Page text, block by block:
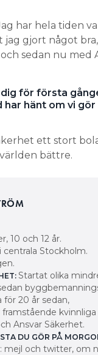
har hela tiden
jag gjort något
sedan nu med
för första
har hänt om vi
ett stort
bättre.
10 och 12 år.
centrala Stockholm.
Startat olika
för 20 år sedan,
kvinnliga
Ansvar Säkerhet.
DU GÖR PÅ
mejl och twitter, om